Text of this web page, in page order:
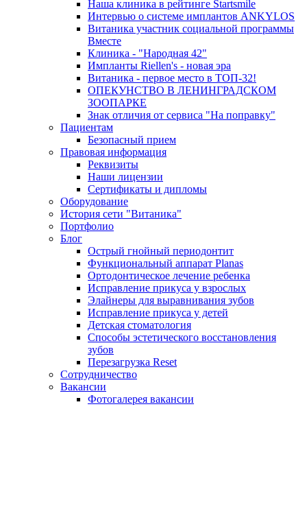
Наша клиника в рейтинге Startsmile
Интервью о системе имплантов ANKYLOS
Витаника участник социальной программы
Вместе
Клиника - "Народная 42"
Импланты Riellen's - новая эра
Витаника - первое место в ТОП-32!
ОПЕКУНСТВО В ЛЕНИНГРАДСКОМ
ЗООПАРКЕ
Знак отличия от сервиса "На поправку"
Пациентам
Безопасный прием
Правовая информация
Реквизиты
Наши лицензии
Сертификаты и дипломы
Оборудование
История сети "Витаника"
Портфолио
Блог
Острый гнойный периодонтит
Функциональный аппарат Planas
Ортодонтическое лечение ребенка
Исправление прикуса у взрослых
Элайнеры для выравнивания зубов
Исправление прикуса у детей
Детская стоматология
Способы эстетического восстановления
зубов
Перезагрузка Reset
Сотрудничество
Вакансии
Фотогалерея вакансии